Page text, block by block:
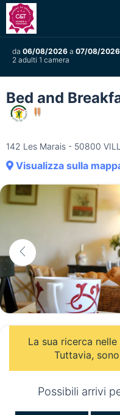
da 06/08/2026 a 07/08/2026
2 adulti 1 camera
Bed and
142 Les Marais - 50800
Visualizza sulla
La sua ricerca
Tuttavia,
Possibili arrivi